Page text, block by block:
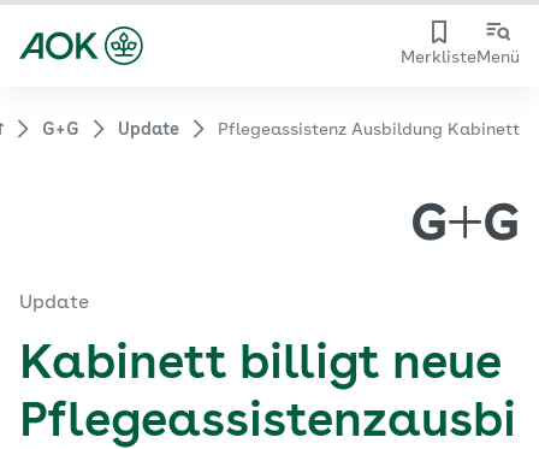
MerklisteMenü
G+G Update Pflegeassistenz Ausbildung Kabinett
Update
Kabinett billigt neue
Pflegeassistenzausbi